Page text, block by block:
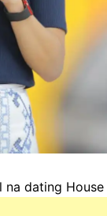
na dating